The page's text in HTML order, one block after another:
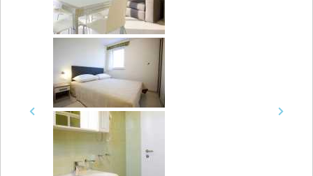
Previous Next